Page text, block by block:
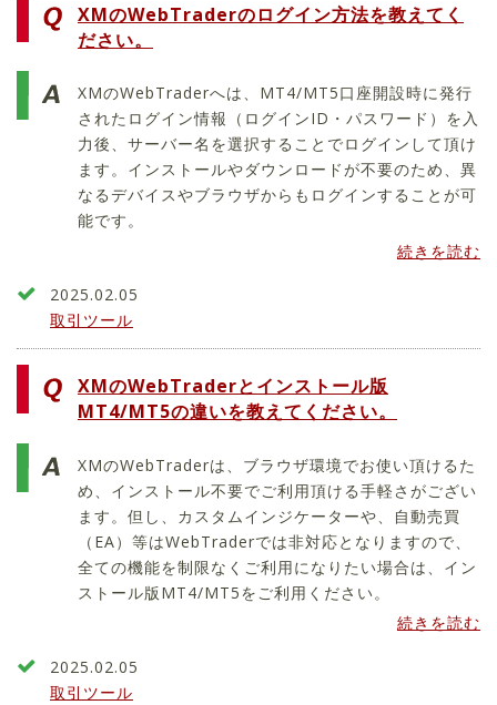
XMのWebTraderのログイン方法を教えてく
ださい。
XMのWebTraderへは、MT4/MT5口座開設時に発行
されたログイン情報（ログインID・パスワード）を入
力後、サーバー名を選択することでログインして頂け
ます。インストールやダウンロードが不要のため、異
なるデバイスやブラウザからもログインすることが可
能です。
続きを読む
2025.02.05
取引ツール
XMのWebTraderとインストール版
MT4/MT5の違いを教えてください。
XMのWebTraderは、ブラウザ環境でお使い頂けるた
め、インストール不要でご利用頂ける手軽さがござい
ます。但し、カスタムインジケーターや、自動売買
（EA）等はWebTraderでは非対応となりますので、
全ての機能を制限なくご利用になりたい場合は、イン
ストール版MT4/MT5をご利用ください。
続きを読む
2025.02.05
取引ツール